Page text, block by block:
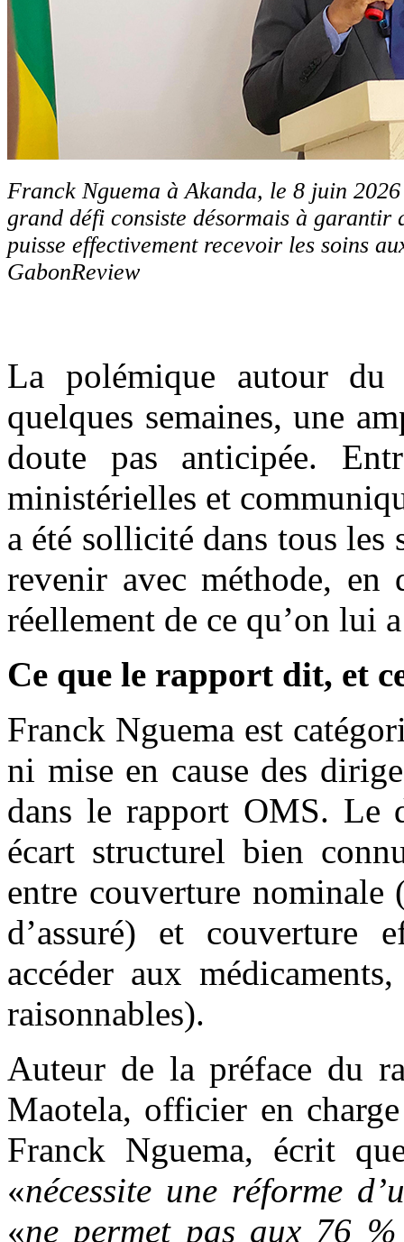
Franck Nguema à Akanda, le 8 juin
grand défi consiste désormais à garantir
puisse effectivement recevoir les soins
GabonReview
La polémique autour
quelques semaines, une
doute pas anticipée.
ministérielles et
a été sollicité dans tous les
revenir avec méthode,
réellement de ce qu’on lui
Ce que le rapport dit, et
Franck Nguema est
ni mise en cause des
dans le rapport OMS. Le
écart structurel bien
entre couverture nominale
d’assuré) et couverture
accéder aux
raisonnables).
Auteur de la préface du
Maotela, officier en
Franck Nguema, écrit
«nécessite une réforme
«ne permet pas aux 76